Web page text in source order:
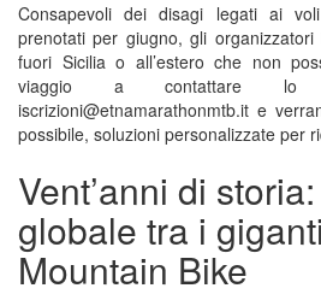
Consapevoli dei disagi legati ai
prenotati per giugno, gli
fuori Sicilia o all’estero che non
viaggio a contattare
iscrizioni@etnamarathonmtb.it e
possibile, soluzioni personalizzate per
Vent’anni di
globale tra i
Mountain Bike